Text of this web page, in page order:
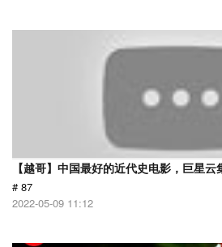
【越哥】中国最好的近代史电影，巨星云
# 87
2022-05-09 11:12